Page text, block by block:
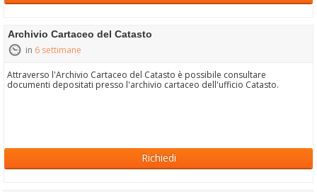
Archivio Cartaceo del Catasto
in 6 settimane
Attraverso l'Archivio Cartaceo del Catasto è possibile consultare
documenti depositati presso l'archivio cartaceo dell'ufficio Catasto.
Richiedi